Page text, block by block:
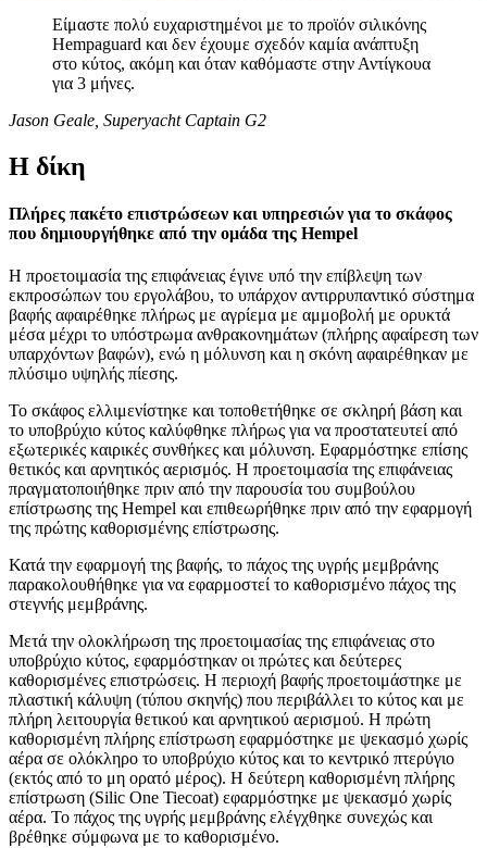
Είμαστε πολύ ευχαριστημένοι με το προϊόν σιλικόνης
Hempaguard και δεν έχουμε σχεδόν καμία ανάπτυξη
στο κύτος, ακόμη και όταν καθόμαστε στην Αντίγκουα
για 3 μήνες.
Jason Geale, Superyacht Captain G2
Η δίκη
Πλήρες πακέτο επιστρώσεων και υπηρεσιών για το σκάφος
που δημιουργήθηκε από την ομάδα της Hempel
Η προετοιμασία της επιφάνειας έγινε υπό την επίβλεψη των
εκπροσώπων του εργολάβου, το υπάρχον αντιρρυπαντικό σύστημα
βαφής αφαιρέθηκε πλήρως με αγρίεμα με αμμοβολή με ορυκτά
μέσα μέχρι το υπόστρωμα ανθρακονημάτων (πλήρης αφαίρεση των
υπαρχόντων βαφών), ενώ η μόλυνση και η σκόνη αφαιρέθηκαν με
πλύσιμο υψηλής πίεσης.
Το σκάφος ελλιμενίστηκε και τοποθετήθηκε σε σκληρή βάση και
το υποβρύχιο κύτος καλύφθηκε πλήρως για να προστατευτεί από
εξωτερικές καιρικές συνθήκες και μόλυνση. Εφαρμόστηκε επίσης
θετικός και αρνητικός αερισμός. Η προετοιμασία της επιφάνειας
πραγματοποιήθηκε πριν από την παρουσία του συμβούλου
επίστρωσης της Hempel και επιθεωρήθηκε πριν από την εφαρμογή
της πρώτης καθορισμένης επίστρωσης.
Κατά την εφαρμογή της βαφής, το πάχος της υγρής μεμβράνης
παρακολουθήθηκε για να εφαρμοστεί το καθορισμένο πάχος της
στεγνής μεμβράνης.
Μετά την ολοκλήρωση της προετοιμασίας της επιφάνειας στο
υποβρύχιο κύτος, εφαρμόστηκαν οι πρώτες και δεύτερες
καθορισμένες επιστρώσεις. Η περιοχή βαφής προετοιμάστηκε με
πλαστική κάλυψη (τύπου σκηνής) που περιβάλλει το κύτος και με
πλήρη λειτουργία θετικού και αρνητικού αερισμού. Η πρώτη
καθορισμένη πλήρης επίστρωση εφαρμόστηκε με ψεκασμό χωρίς
αέρα σε ολόκληρο το υποβρύχιο κύτος και το κεντρικό πτερύγιο
(εκτός από το μη ορατό μέρος). Η δεύτερη καθορισμένη πλήρης
επίστρωση (Silic One Tiecoat) εφαρμόστηκε με ψεκασμό χωρίς
αέρα. Το πάχος της υγρής μεμβράνης ελέγχθηκε συνεχώς και
βρέθηκε σύμφωνα με το καθορισμένο.